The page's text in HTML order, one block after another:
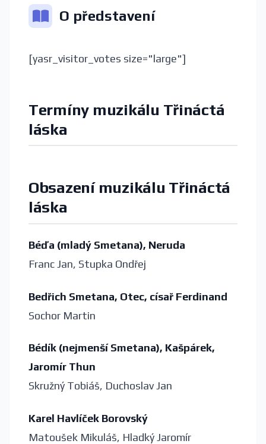
O představení
[yasr_visitor_votes size="large"]
Termíny muzikálu Třináctá
láska
Obsazení muzikálu Třináctá
láska
Béďa (mladý Smetana), Neruda
Franc Jan, Stupka Ondřej
Bedřich Smetana, Otec, císař Ferdinand
Sochor Martin
Bédík (nejmenší Smetana), Kašpárek,
Jaromír Thun
Skružný Tobiáš, Duchoslav Jan
Karel Havlíček Borovský
Matoušek Mikuláš, Hladký Jaromír